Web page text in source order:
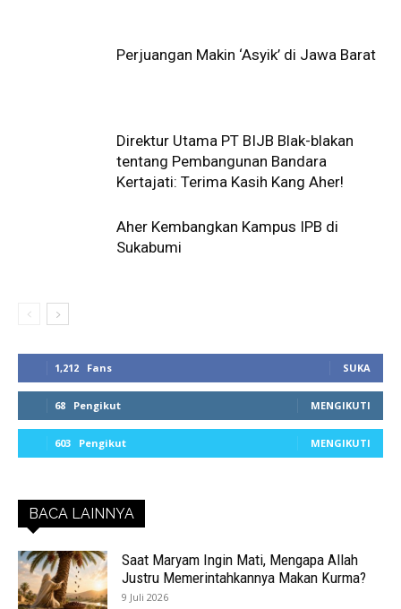
Perjuangan Makin ‘Asyik’ di Jawa Barat
Direktur Utama PT BIJB Blak-blakan
tentang Pembangunan Bandara
Kertajati: Terima Kasih Kang Aher!
Aher Kembangkan Kampus IPB di
Sukabumi
1,212 Fans SUKA
68 Pengikut MENGIKUTI
603 Pengikut MENGIKUTI
BACA LAINNYA
Saat Maryam Ingin Mati, Mengapa Allah
Justru Memerintahkannya Makan Kurma?
9 Juli 2026